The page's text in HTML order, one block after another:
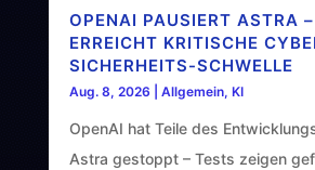
OPENAI PAUSIERT ASTRA
ERREICHT KRITISCHE
SICHERHEITS-SCHWELLE
Aug. 8, 2026 Allgemein, KI
OpenAI hat Teile des
Astra gestoppt – Tests zeigen